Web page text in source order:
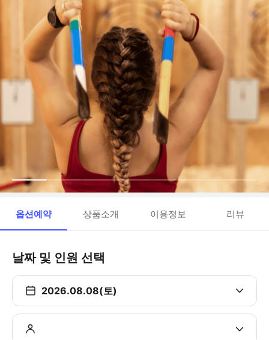
옵션예약 상품소개 이용정보 리뷰
날짜 및 인원 선택
2026.08.08(토)